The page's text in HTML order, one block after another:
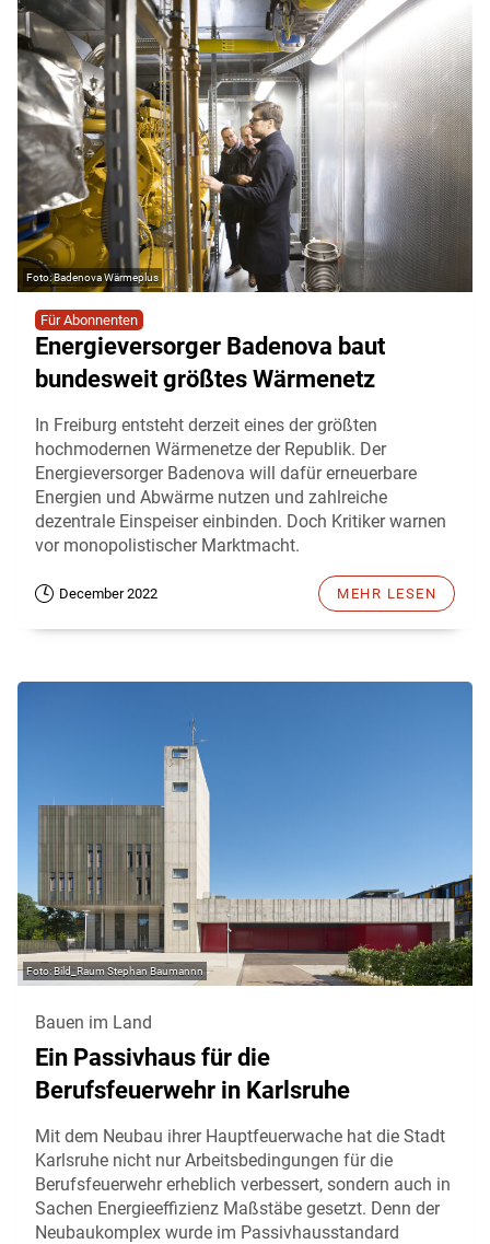
Badenova Wärmeplus
Für Abonnenten
Energieversorger Badenova baut
bundesweit größtes Wärmenetz
In Freiburg entsteht derzeit eines der größten
hochmodernen Wärmenetze der Republik. Der
Energieversorger Badenova will dafür erneuerbare
Energien und Abwärme nutzen und zahlreiche
dezentrale Einspeiser einbinden. Doch Kritiker warnen
vor monopolistischer Marktmacht.
December 2022 MEHR LESEN
Bild_Raum Stephan Baumannn
Bauen im Land
Ein Passivhaus für die
Berufsfeuerwehr in Karlsruhe
Mit dem Neubau ihrer Hauptfeuerwache hat die Stadt
Karlsruhe nicht nur Arbeitsbedingungen für die
Berufsfeuerwehr erheblich verbessert, sondern auch in
Sachen Energieeffizienz Maßstäbe gesetzt. Denn der
Neubaukomplex wurde im Passivhausstandard